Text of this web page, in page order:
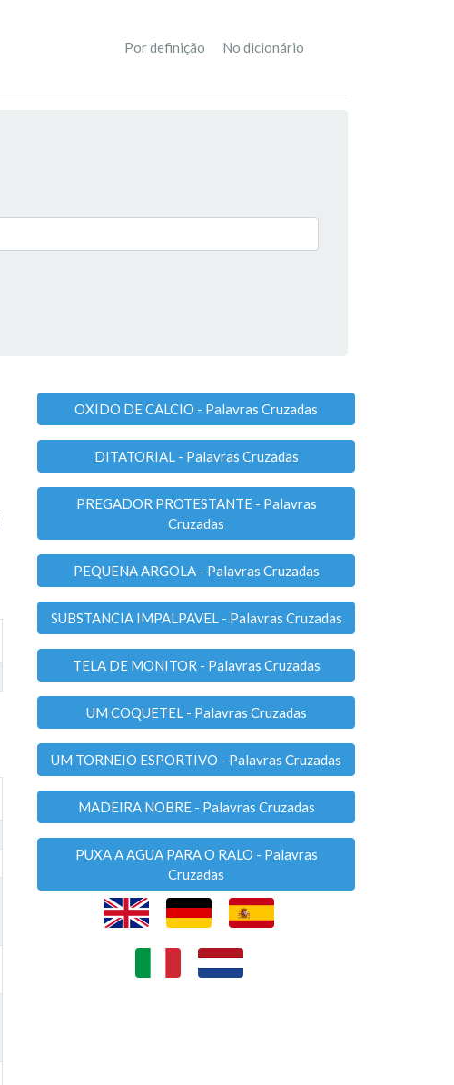
Por definição No dicionário
OXIDO DE CALCIO - Palavras Cruzadas
DITATORIAL - Palavras Cruzadas
PREGADOR PROTESTANTE - Palavras
Cruzadas
PEQUENA ARGOLA - Palavras Cruzadas
SUBSTANCIA IMPALPAVEL - Palavras Cruzadas
TELA DE MONITOR - Palavras Cruzadas
UM COQUETEL - Palavras Cruzadas
UM TORNEIO ESPORTIVO - Palavras Cruzadas
MADEIRA NOBRE - Palavras Cruzadas
PUXA A AGUA PARA O RALO - Palavras
Cruzadas